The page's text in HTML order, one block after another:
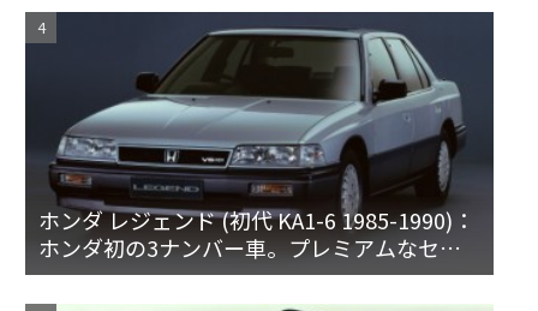
ホンダ レジェンド (初代 KA1-6 1985-1990)：
ホンダ初の3ナンバー車。プレミアムなセダ
ンとハードトップ